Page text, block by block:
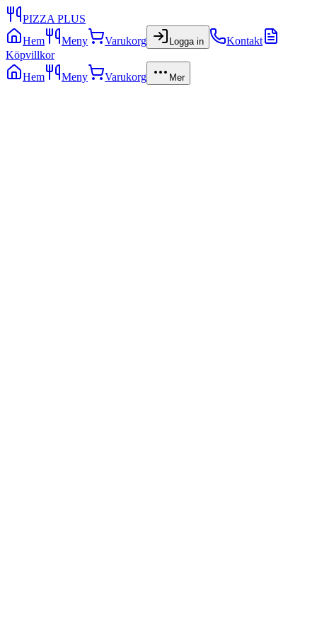
PIZZA PLUS
Hem
Meny Varukorg Logga in
Kontakt
Köpvillkor
Hem
Meny Varukorg Mer